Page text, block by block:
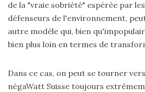
de la "vraie sobriété" espérée par
défenseurs de l'environnement,
autre modèle qui, bien
bien plus loin en termes de
Dans ce cas, on peut se tourner
négaWatt Suisse toujours